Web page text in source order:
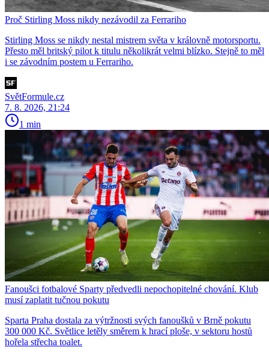
Proč Stirling Moss nikdy nezávodil za Ferrariho
Stirling Moss se nikdy nestal mistrem světa v královně motorsportu.
Přesto měl britský pilot k titulu několikrát velmi blízko. Stejně to měl
i se závodním postem u Ferrariho.
SvětFormule.cz
7. 8. 2026, 21:24
1 min
Fanoušci fotbalové Sparty předvedli nepochopitelné chování. Klub
musí zaplatit tučnou pokutu
Sparta Praha dostala za výtržnosti svých fanoušků v Brně pokutu
300 000 Kč. Světlice letěly směrem k hrací ploše, v sektoru hostů
hořela střecha toalet.